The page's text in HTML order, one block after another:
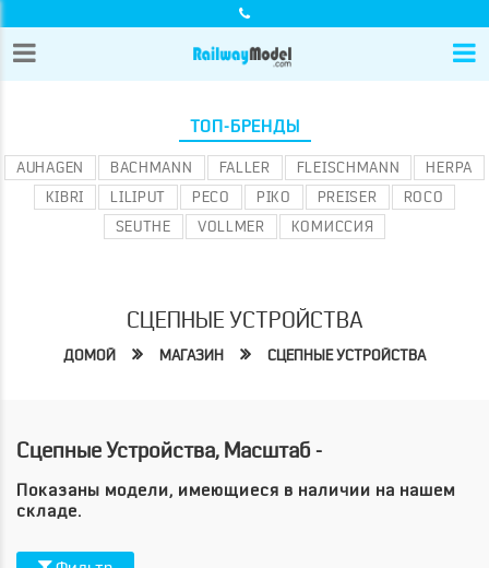
ТОП-БРЕНДЫ
AUHAGEN BACHMANN FALLER FLEISCHMANN
HERPA
KIBRI
LILIPUT PECO PIKO PREISER
ROCO
SEUTHE
VOLLMER КОМИССИЯ
СЦЕПНЫЕ УСТРОЙСТВА
ДОМОЙ МАГАЗИН СЦЕПНЫЕ УСТРОЙСТВА
Сцепные Устройства, Масштаб -
Показаны модели, имеющиеся в наличии на нашем
складе.